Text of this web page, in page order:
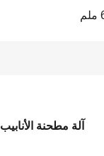
آلة مطحنة الأنابيب 380 فولت